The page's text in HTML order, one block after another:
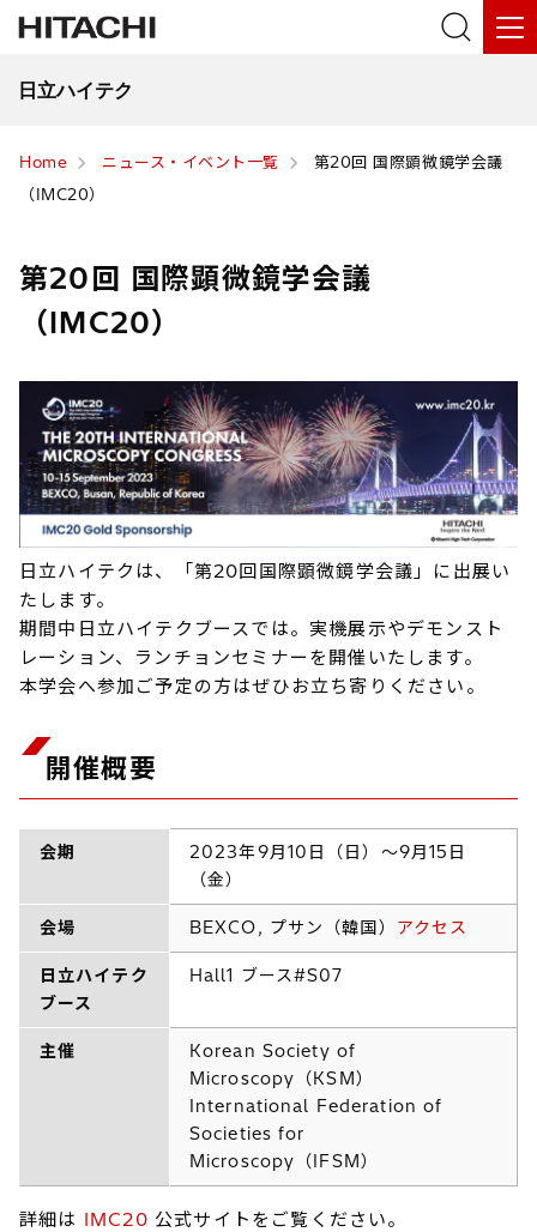
日立ハイテク
Home ニュース・イベント一覧
第20回 国際顕微鏡学会議
（IMC20）
第20回 国際顕微鏡学会議
（IMC20）
日立ハイテクは、「第20回国際顕微鏡学会議」に出展い
たします。
期間中日立ハイテクブースでは。実機展示やデモンスト
レーション、ランチョンセミナーを開催いたします。
本学会へ参加ご予定の方はぜひお立ち寄りください。
開催概要
会期
2023年9月10日（日）～9月15日
（金）
会場 BEXCO, プサン（韓国） アクセス
日立ハイテク
ブース
Hall1 ブース#S07
主催
Korean Society of
Microscopy（KSM）
International Federation of
Societies for
Microscopy（IFSM）
詳細は IMC20 公式サイトをご覧ください。